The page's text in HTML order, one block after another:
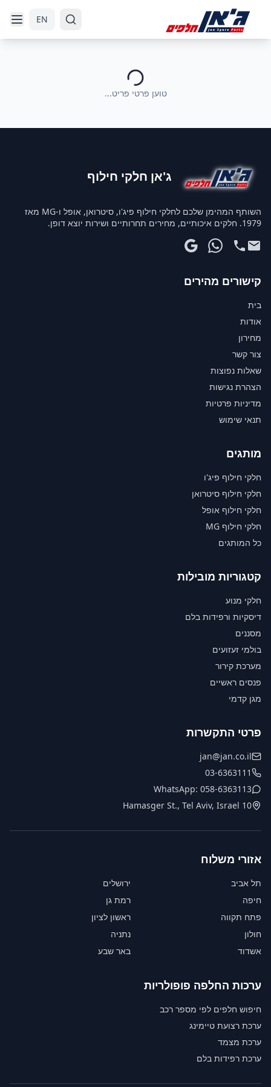
EN
טוען פרטי פריט...
ג'אן חלקי חילוף
השותף המהימן שלכם לחלקי חילוף פיג'ו, סיטרואן, אופל ו-MG מאז
1979. חלקים איכותיים, מחירים תחרותיים ושירות יוצא דופן.
קישורים מהירים
בית
אודות
מחירון
צור קשר
שאלות נפוצות
הצהרת נגישות
מדיניות פרטיות
תנאי שימוש
מותגים
חלקי חילוף פיג'ו
חלקי חילוף סיטרואן
חלקי חילוף אופל
חלקי חילוף MG
כל המותגים
קטגוריות מובילות
חלקי מנוע
דיסקיות ורפידות בלם
מסננים
בולמי זעזועים
מערכת קירור
פנסים ראשיים
מגן קדמי
פרטי התקשרות
jan@jan.co.il
03-6363111
WhatsApp: 058-6363113
10 Hamasger St., Tel Aviv, Israel
אזורי משלוח
תל אביב
ירושלים
חיפה
רמת גן
פתח תקווה
ראשון לציון
חולון
נתניה
אשדוד
באר שבע
ערכות החלפה פופולריות
חיפוש חלפים לפי מספר רכב
ערכת רצועת טיימינג
ערכת מצמד
ערכת רפידות בלם